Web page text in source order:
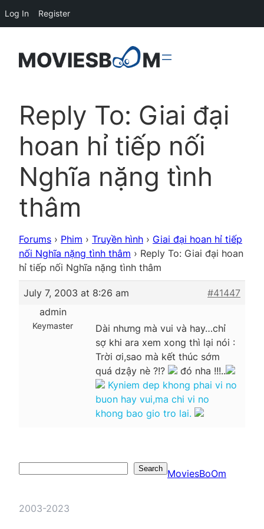
Reply To: Giai đại
hoan hỉ tiếp nối
Nghĩa nặng tình
thâm
Forums › Phim › Truyền hình › Giai đại hoan hỉ tiếp
nối Nghĩa nặng tình thâm › Reply To: Giai đại hoan
hỉ tiếp nối Nghĩa nặng tình thâm
July 7, 2003 at 8:26 am
#41447
admin
Keymaster
Dài nhưng mà vui và hay…chỉ
sợ khi ara xem xong thì lại nói :
Trời ơi,sao mà kết thúc sớm
quá dzậy nè ?!?
đó nha !!!..
Kyniem dep khong phai vi no
buon hay vui,ma chi vi no
khong bao gio tro lai.
Search MoviesBoOm
2003-2023
Log In Register